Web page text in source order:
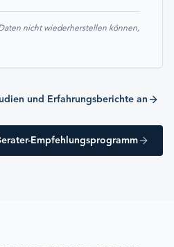
nicht wiederherstellen können,
und Erfahrungsberichte an
Empfehlungsprogramm